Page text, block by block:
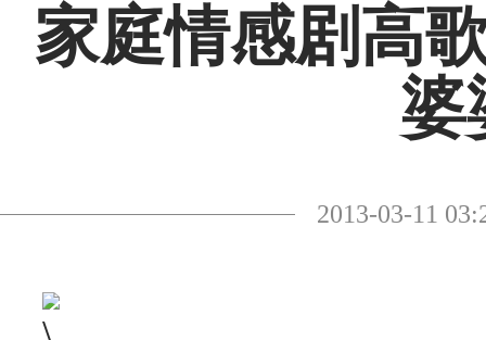
家庭情感剧高
婆
2013-03-11